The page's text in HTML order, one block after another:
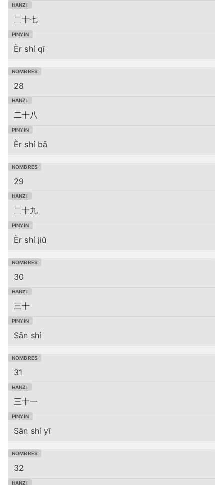
二十七
Èr shí qī
28
二十八
Èr shí bā
29
二十九
Èr shí jiǔ
30
三十
Sān shí
31
三十一
Sān shí yī
32